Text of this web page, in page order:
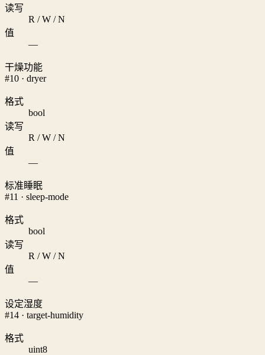
读写
R / W / N
值
—
干燥功能
#10 · dryer
格式
bool
读写
R / W / N
值
—
标准睡眠
#11 · sleep-mode
格式
bool
读写
R / W / N
值
—
设定湿度
#14 · target-humidity
格式
uint8